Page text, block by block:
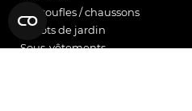
Pantoufles / chaussons
Sabots de jardin
Sous-vêtements